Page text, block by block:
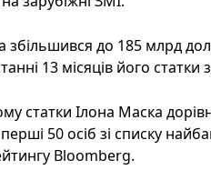
збільшився до 185 млрд
13 місяців його
статки Ілона Маска
50 осіб зі списку
Bloomberg.